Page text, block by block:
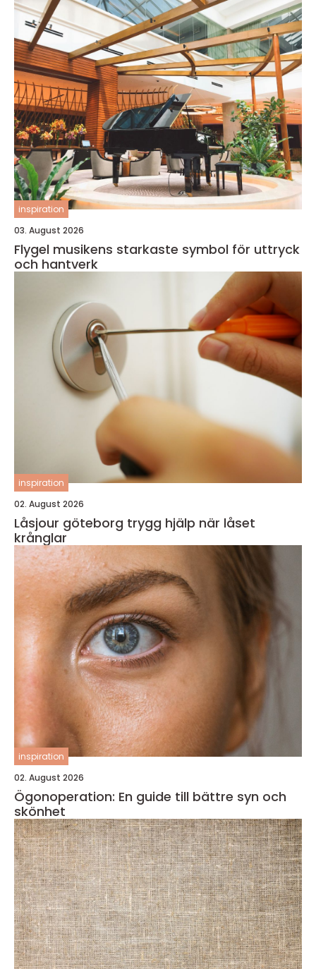
inspiration
03. August 2026
Flygel musikens starkaste symbol för uttryck
och hantverk
inspiration
02. August 2026
Låsjour göteborg trygg hjälp när låset
krånglar
inspiration
02. August 2026
Ögonoperation: En guide till bättre syn och
skönhet